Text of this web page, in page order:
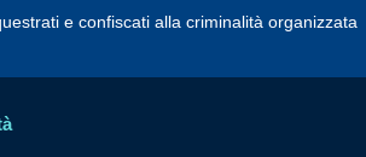
e confiscati alla criminalità organizzata